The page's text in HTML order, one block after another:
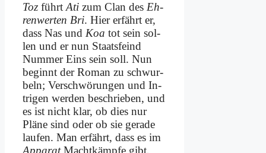
Toz führt Ati zum Clan des Eh­
ren­wer­ten Bri. Hier er­fährt er,
dass Nas und Koa tot sein sol­
len und er nun Staats­feind
Num­mer Eins sein soll. Nun
be­ginnt der Ro­man zu schwur­
beln; Ver­schwö­run­gen und In­
tri­gen wer­den be­schrie­ben, und
es ist nicht klar, ob dies nur
Plä­ne sind oder ob sie ge­ra­de
lau­fen. Man er­fährt, dass es im
Ap­pa­ratMacht­kämpfe gibt,